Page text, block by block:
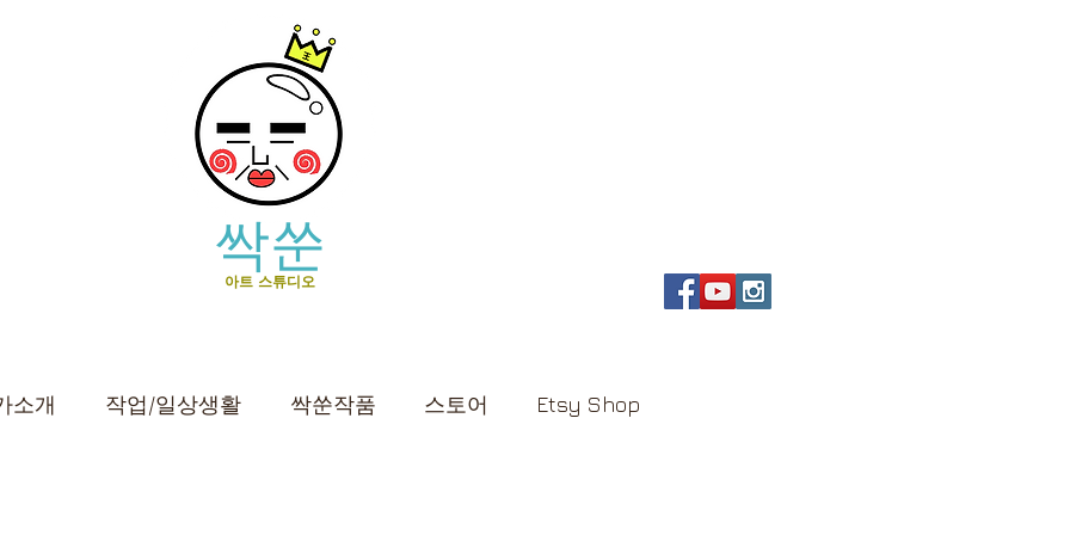
싹쑨
아트 스튜디오
소개 작업/일상생활 싹쑨작품 스토어 Etsy Shop